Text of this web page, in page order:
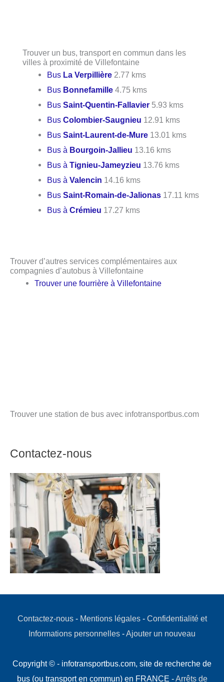
Trouver un bus, transport en commun dans les
villes à proximité de Villefontaine
Bus La Verpillière 2.77 kms
Bus Bonnefamille 4.75 kms
BusSaint-Quentin-Fallavier 5.93 kms
BusColombier-Saugnieu 12.91 kms
BusSaint-Laurent-de-Mure 13.01 kms
Bus à Bourgoin-Jallieu 13.16 kms
Bus àTignieu-Jameyzieu 13.76 kms
Bus àValencin 14.16 kms
BusSaint-Romain-de-Jalionas 17.11 kms
Bus àCrémieu 17.27 kms
Trouver d’autres services complémentaires aux
compagnies d’autobus à Villefontaine
Trouver une fourrière à Villefontaine
Trouver une station de bus avec infotransportbus.com
Contactez-nous
Contactez-nous- Mentions légales- Confidentialité et
Informations personnelles -Ajouter un nouveau
Copyright © - infotransportbus.com, site de recherche de
bus (ou transport en commun) en FRANCE -Arrêts de